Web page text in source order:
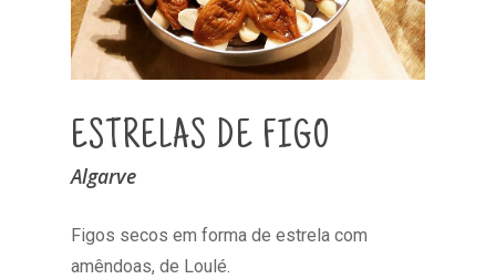
ESTRELAS DE FIGO
Algarve
Figos secos em forma de estrela com
amêndoas, de Loulé.